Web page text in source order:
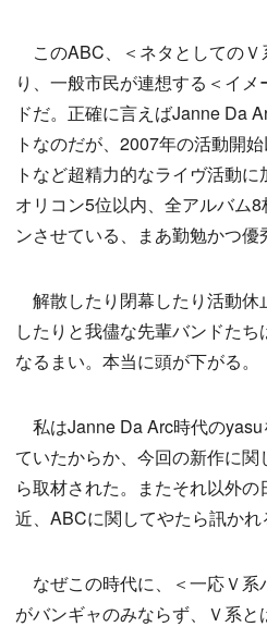
このABC、＜ネタとしての
り、一般市民が連想する＜イ
ドだ。正確に言えばJanne Da
トなのだが、2007年の活動開
トなど超精力的なライヴ活動
オリコン5位以内、全アルバム
ンさせている、まあ勤勉かつ優
解散したり閉幕したり活動休
したりと我儘な先輩バンドた
なるまい。本当に頭が下がる。
私はJanne Da Arc時代の
ていたからか、今回の新作に
ら取材された。またそれ以外
近、ABCに関してやたら訊かれ
なぜこの時代に、＜一応Ｖ系
がバンギャのみならず、Ｖ系